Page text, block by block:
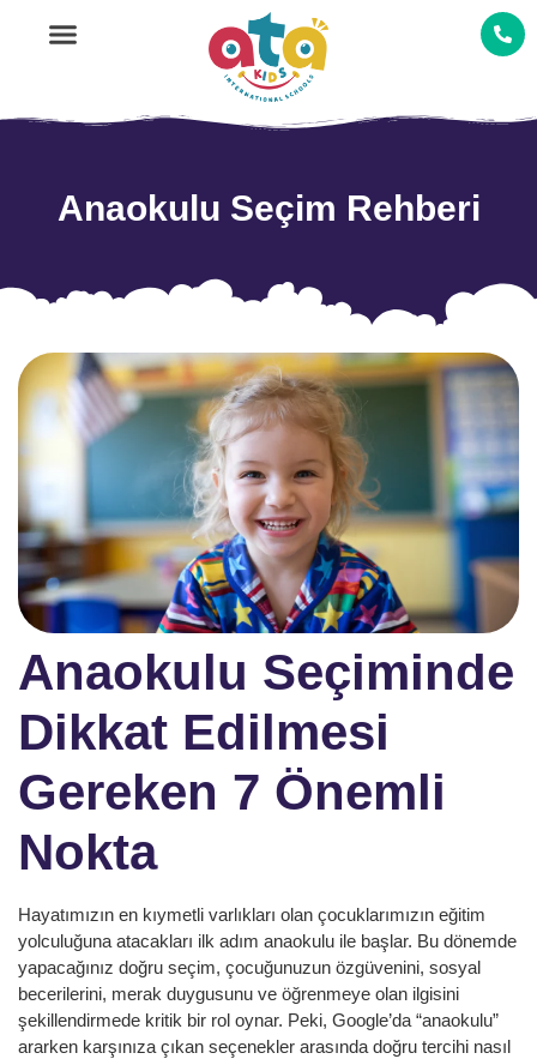
Anaokulu Seçim Rehberi
Anaokulu Seçiminde
Dikkat Edilmesi
Gereken 7 Önemli
Nokta
Hayatımızın en kıymetli varlıkları olan çocuklarımızın eğitim
yolculuğuna atacakları ilk adım anaokulu ile başlar. Bu dönemde
yapacağınız doğru seçim, çocuğunuzun özgüvenini, sosyal
becerilerini, merak duygusunu ve öğrenmeye olan ilgisini
şekillendirmede kritik bir rol oynar. Peki, Google’da “anaokulu”
ararken karşınıza çıkan seçenekler arasında doğru tercihi nasıl